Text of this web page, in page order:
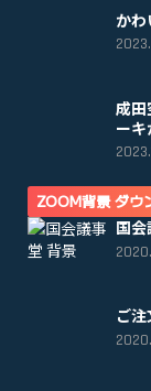
か
成田
ーキ
ZOOM背景 ダウ
国
ご